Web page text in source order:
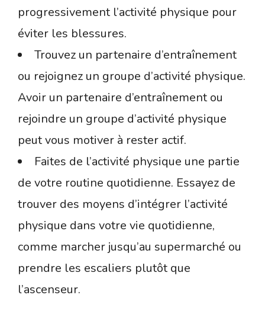
progressivement l’activité physique pour
éviter les blessures.
Trouvez un partenaire d’entraînement
ou rejoignez un groupe d’activité physique.
Avoir un partenaire d’entraînement ou
rejoindre un groupe d’activité physique
peut vous motiver à rester actif.
Faites de l’activité physique une partie
de votre routine quotidienne. Essayez de
trouver des moyens d’intégrer l’activité
physique dans votre vie quotidienne,
comme marcher jusqu’au supermarché ou
prendre les escaliers plutôt que
l’ascenseur.